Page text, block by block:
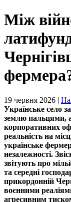
Між
19 червня 2026 |
Українське село
землю пальцями, а
корпоративних
реальність на
українське
незалежності.
звітують про
та середні
прикордонній
воєнними
агресивним